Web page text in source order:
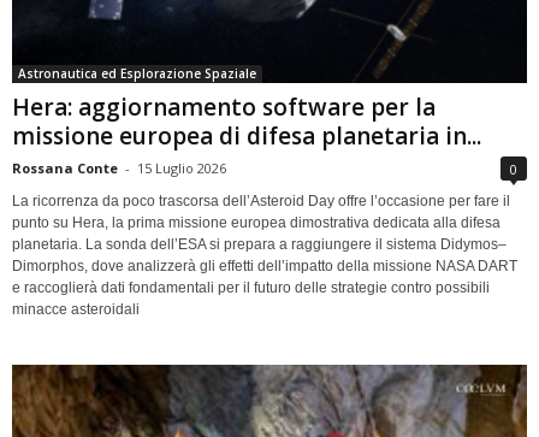
Astronautica ed Esplorazione Spaziale
Hera: aggiornamento software per la
missione europea di difesa planetaria in...
Rossana Conte - 15 Luglio 2026 0
La ricorrenza da poco trascorsa dell’Asteroid Day offre l’occasione per fare il
punto su Hera, la prima missione europea dimostrativa dedicata alla difesa
planetaria. La sonda dell’ESA si prepara a raggiungere il sistema Didymos–
Dimorphos, dove analizzerà gli effetti dell’impatto della missione NASA DART
e raccoglierà dati fondamentali per il futuro delle strategie contro possibili
minacce asteroidali